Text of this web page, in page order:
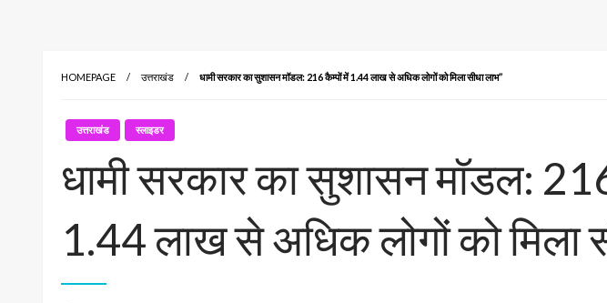
HOMEPAGE उत्तराखंड धामी सरकार का सुशासन मॉडल: 216 कैम्पों में 1.44 लाख से अधिक लोगों को मिला सीधा लाभ”
उत्तराखंड स्लाइडर
धामी सरकार का सुशासन मॉडल:
1.44 लाख से अधिक लोगों को मिला